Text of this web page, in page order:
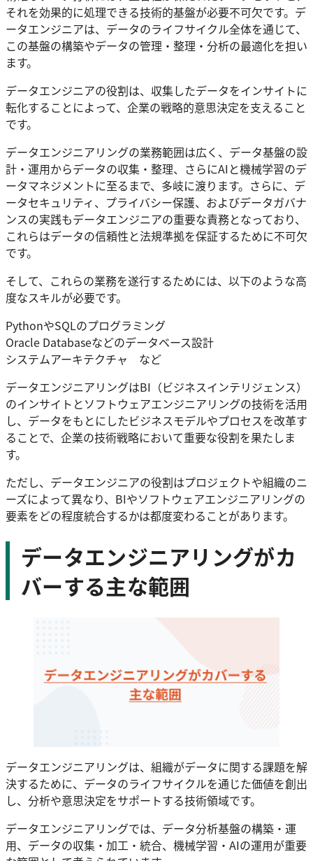
それを効果的に処理できる技術的基盤が必要不可欠です。デ
ータエンジニアは、データのライフサイクル全体を通じて、
この基盤の構築やデータの管理・整理・分析の最適化を担い
ます。
データエンジニアの役割は、収集したデータをインサイトに
転化することによって、企業の戦略的意思決定を支えること
です。
データエンジニアリングの業務範囲は広く、データ基盤の設
計・運用からデータの収集・整理、さらにAIと機械学習のデ
ータマネジメントに至るまで、多岐に渡ります。さらに、デ
ータセキュリティ、プライバシー保護、およびデータガバナ
ンスの実践もデータエンジニアの重要な責務となっており、
これらはデータの信頼性と法規準拠を保証するために不可欠
です。
そして、これらの業務を遂行するためには、以下のような高
度なスキルが必要です。
PythonやSQLのプログラミング
Oracle Databaseなどのデータベース設計
システムアーキテクチャ など
データエンジニアリングはBI（ビジネスインテリジェンス）
のインサイトとソフトウェアエンジニアリングの技術を活用
し、データをもとにしたビジネスモデルやプロセスを改革す
ることで、企業の技術戦略において重要な役割を果たしま
す。
ただし、データエンジニアの役割はプロジェクトや組織のニ
ーズによって異なり、BIやソフトウェアエンジニアリングの
要素をどの程度統合するかは都度変わることがあります。
データエンジニアリングがカ
バーする主な範囲
データエンジニアリングは、組織がデータに関する課題を解
決するために、データのライフサイクルを通じた価値を創出
し、分析や意思決定をサポートする技術領域です。
データエンジニアリングでは、データ分析基盤の構築・運
用、データの収集・加工・統合、機械学習・AIの運用が重要